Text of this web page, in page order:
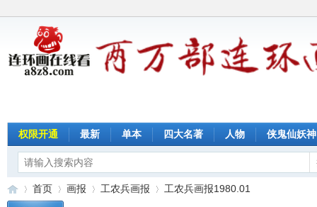
权限开通 最新 单本 四大名著 人物 侠鬼仙妖神
首页 画报 工农兵画报 工农兵画报1980.01